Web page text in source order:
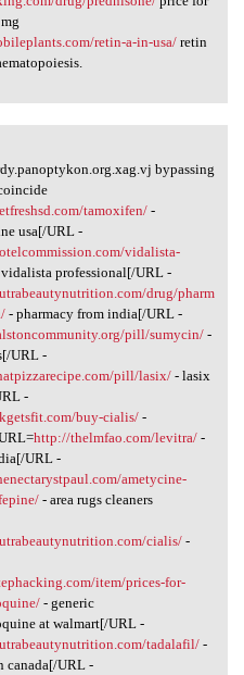
retin-a-in-usa/retin
bypassing
tamoxifen/-
usa[/URL -
vidalista-
professional[/URL -
drug/pharm
- pharmacy from india[/URL -
pill/sumycin/-
URL -
pill/lasix/- lasix
-
buy-cialis/-
http://thelmfao.com/levitra/-
URL -
ametycine-
- area rugs cleaners
cialis/-
item/prices-for-
- generic
at walmart[/URL -
tadalafil/-
canada[/URL -